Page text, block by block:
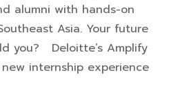
alumni with hands-on
Asia. Your future
you? Deloitte’s Amplify
internship experience